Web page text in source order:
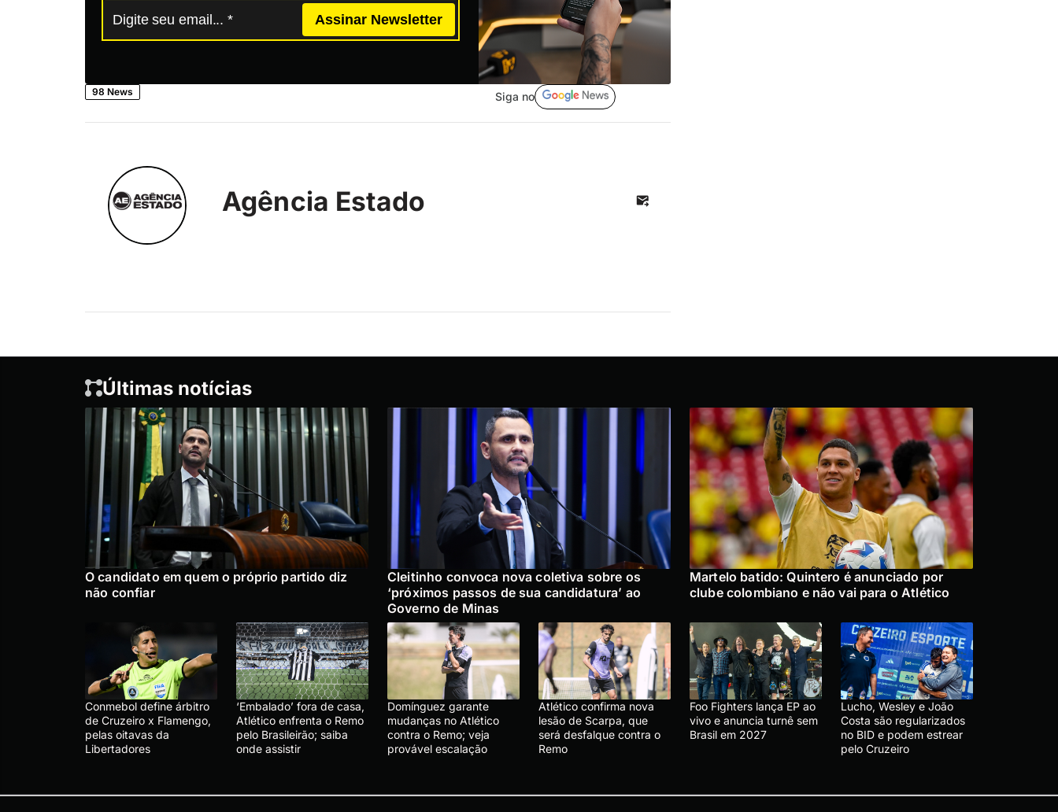
Assinar Newsletter
98 News Siga no
Agência Estado
Últimas notícias
O candidato em quem o próprio partido diz
não confiar
Cleitinho convoca nova coletiva sobre os
‘próximos passos de sua candidatura’ ao
Governo de Minas
Martelo batido: Quintero é anunciado por
clube colombiano e não vai para o Atlético
Conmebol define árbitro
de Cruzeiro x Flamengo,
pelas oitavas da
Libertadores
‘Embalado’ fora de casa,
Atlético enfrenta o Remo
pelo Brasileirão; saiba
onde assistir
Domínguez garante
mudanças no Atlético
contra o Remo; veja
provável escalação
Atlético confirma nova
lesão de Scarpa, que
será desfalque contra o
Remo
Foo Fighters lança EP ao
vivo e anuncia turnê sem
Brasil em 2027
Lucho, Wesley e João
Costa são regularizados
no BID e podem estrear
pelo Cruzeiro